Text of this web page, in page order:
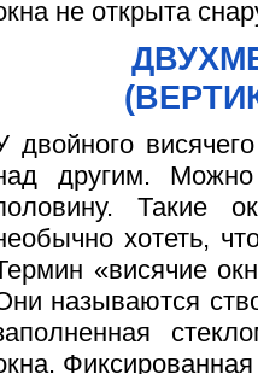
не открыта
двойного
другим.
Такие
хотеть,
«висячие
называются